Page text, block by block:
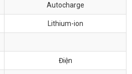
Autocharge
Lithium-ion
Điện